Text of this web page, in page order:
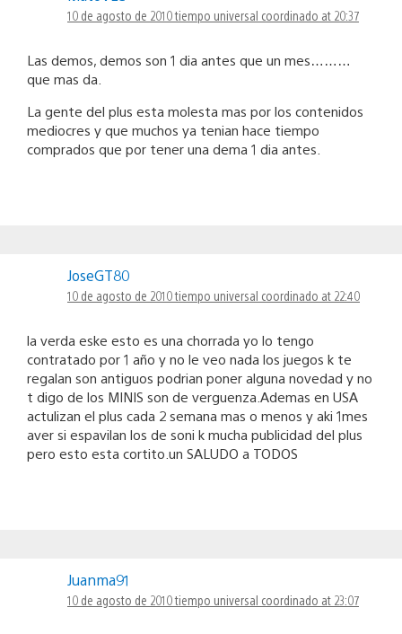
10 de agosto de 2010 tiempo universal coordinado at 20:37
Las demos, demos son 1 dia antes que un mes………
que mas da.
La gente del plus esta molesta mas por los contenidos
mediocres y que muchos ya tenian hace tiempo
comprados que por tener una dema 1 dia antes.
JoseGT80
10 de agosto de 2010 tiempo universal coordinado at 22:40
la verda eske esto es una chorrada yo lo tengo
contratado por 1 año y no le veo nada los juegos k te
regalan son antiguos podrian poner alguna novedad y no
t digo de los MINIS son de verguenza.Ademas en USA
actulizan el plus cada 2 semana mas o menos y aki 1mes
aver si espavilan los de soni k mucha publicidad del plus
pero esto esta cortito.un SALUDO a TODOS
Juanma91
10 de agosto de 2010 tiempo universal coordinado at 23:07